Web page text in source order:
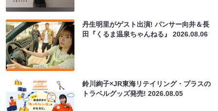
丹生明里がゲスト出演! パンサー向井＆長
田『くるま温泉ちゃんねる』2026.08.06
鈴川絢子×JR東海リテイリング・プラスの
トラベルグッズ発売!2026.08.05